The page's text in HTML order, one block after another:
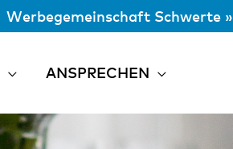
Werbegemeinschaft Schwerte »
ANSPRECHEN